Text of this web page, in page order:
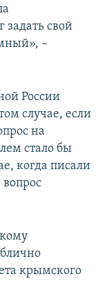
задать свой
–
России
случае, если
на
стало бы
когда писали
крымского